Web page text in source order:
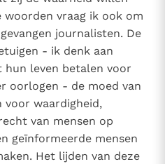
woorden vraag ik ook om
journalisten. De
- ik denk aan
hun leven betalen voor
oorlogen - de moed van
voor waardigheid,
van mensen op
geïnformeerde mensen
Het lijden van deze